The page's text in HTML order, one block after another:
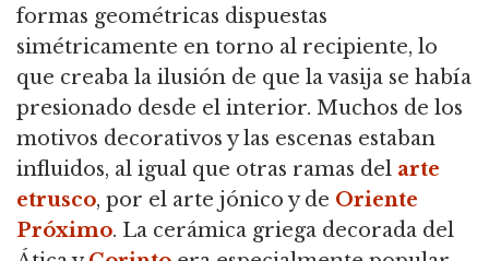
formas geométricas dispuestas
simétricamente en torno al recipiente, lo
que creaba la ilusión de que la vasija se había
presionado desde el interior. Muchos de los
motivos decorativos y las escenas estaban
influidos, al igual que otras ramas del arte
etrusco, por el arte jónico y de Oriente
Próximo. La cerámica griega decorada del